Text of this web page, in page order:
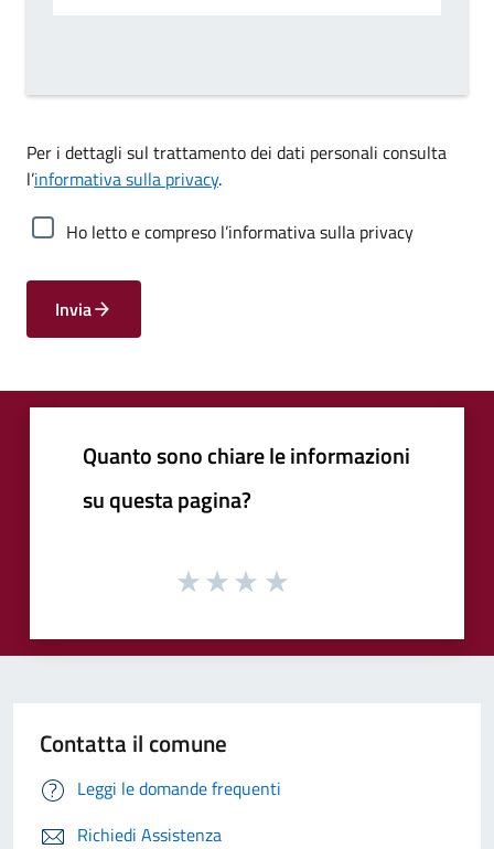
Per i dettagli sul trattamento dei dati personali consulta
l’informativa sulla privacy.
Ho letto e compreso l’informativa sulla privacy
Invia
Quanto sono chiare le informazioni
su questa pagina?
Contatta il comune
Leggi le domande frequenti
Richiedi Assistenza